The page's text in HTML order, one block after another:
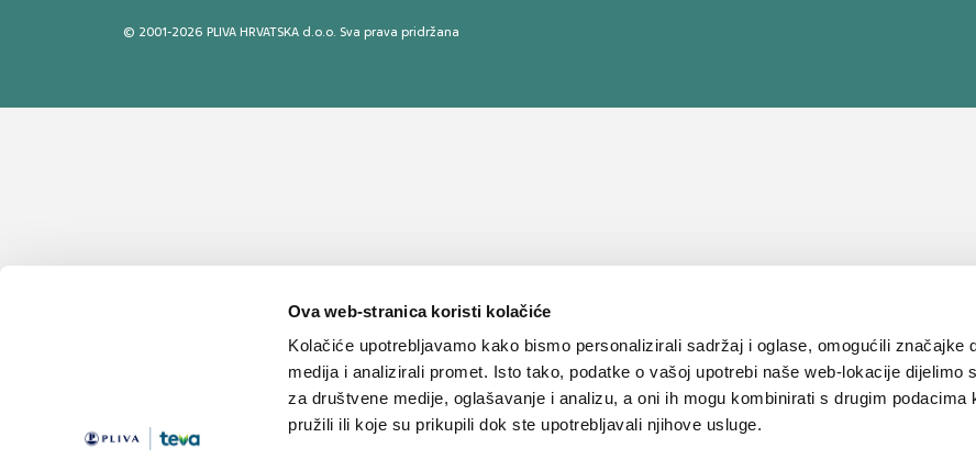
Ova web-stranica koristi kolačiće
Kolačiće upotrebljavamo kako bismo personalizirali sadržaj i oglase, omogućili značajke
medija i analizirali promet. Isto tako, podatke o vašoj upotrebi naše web-lokacije dijelimo
za društvene medije, oglašavanje i analizu, a oni ih mogu kombinirati s drugim podacima
pružili ili koje su prikupili dok ste upotrebljavali njihove usluge.
© 2001-2026 PLIVA HRVATSKA d.o.o. Sva prava pridržana